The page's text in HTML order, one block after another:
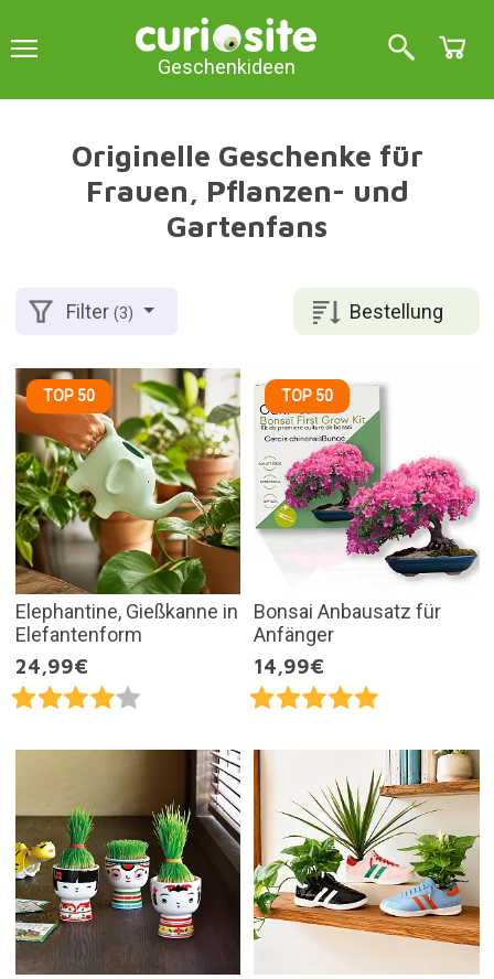
Geschenkideen
Originelle Geschenke für
Frauen, Pflanzen- und
Gartenfans
Bestellung
Filter(3)
TOP 50
Elephantine, Gießkanne in
Elefantenform
24,99€
TOP 50
Bonsai Anbausatz für
Anfänger
14,99€